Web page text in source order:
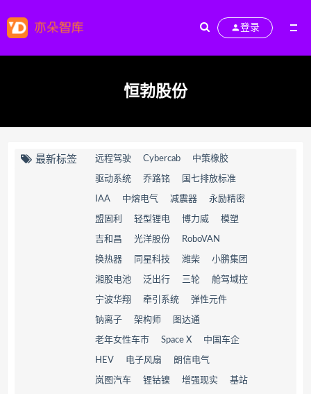
登录
恒勃股份
最新标签 远程驾驶 Cybercab 中策橡胶
驱动系统 乔路铭 国七排放标准
IAA 中熔电气 减震器 永励精密
盟固利 轻型锂电 博力威 模塑
吉和昌 光洋股份 RoboVAN
换热器 同星科技 潍柴 小鹏集团
湘股电池 泛出行 三轮 舱驾域控
宁波华翔 牵引系统 弹性元件
钠离子 架构师 图达通
老年女性车市 Space X 中国车企
HEV 电子风扇 朗信电气
岚图汽车 锂钴镍 增强现实 基站